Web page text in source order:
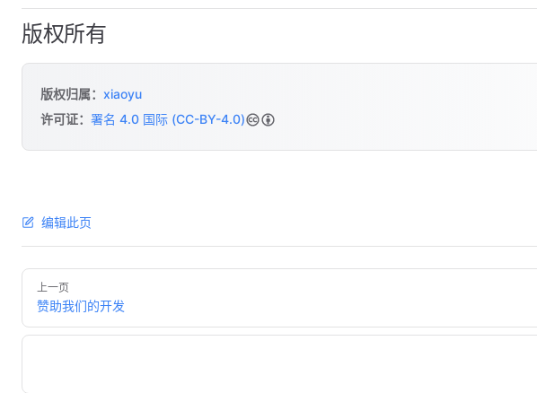
版权所有
版权归属： xiaoyu
许可证： 署名 4.0 国际 (CC-BY-4.0)
编辑此页
上一页
赞助我们的开发